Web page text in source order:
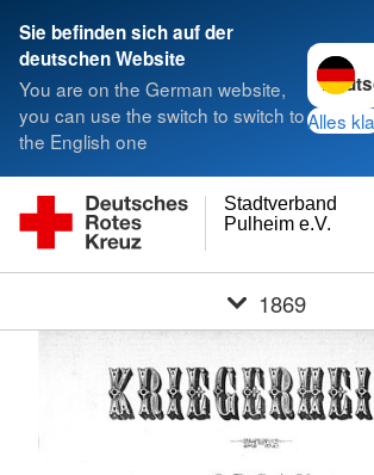
Sie befinden sich auf der
deutschen Website
You are on the German website,
you can use the switch to switch to
the English one
Alles
Pulheim e.V.
Stadtverband
1869